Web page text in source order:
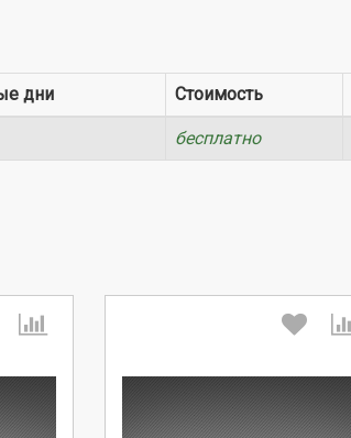
дни Стоимость
бесплатно